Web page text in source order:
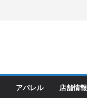
アパレル 店舗情報